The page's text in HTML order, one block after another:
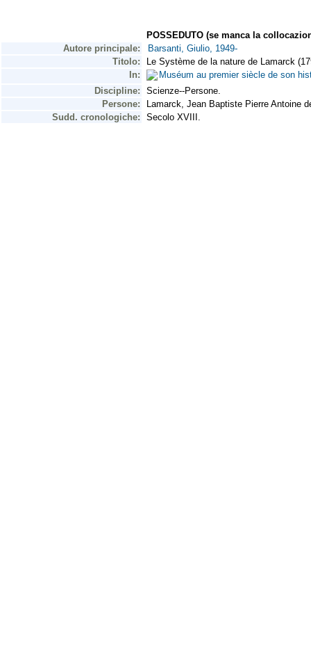
POSSEDUTO (se manca la
Autore principale:
Barsanti, Giulio, 1949-
Titolo:
Le Système de la nature de Lamarck
In:
Muséum au premier siècle de son
Discipline:
Scienze--Persone.
Persone:
Lamarck, Jean Baptiste Pierre Antoine
Sudd. cronologiche:
Secolo XVIII.